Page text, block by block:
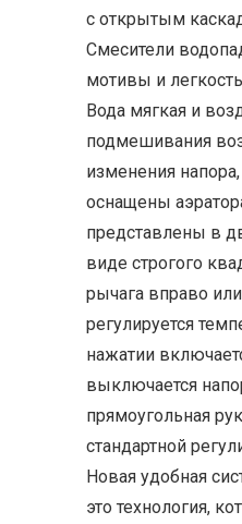
с открытым
Смесители
мотивы и
Вода мягкая и
подмешивания
изменения
оснащены
представлены в
виде строгого
рычага вправо
регулируется
нажатии
выключается
прямоугольная
стандартной
Новая удобная
это технология,